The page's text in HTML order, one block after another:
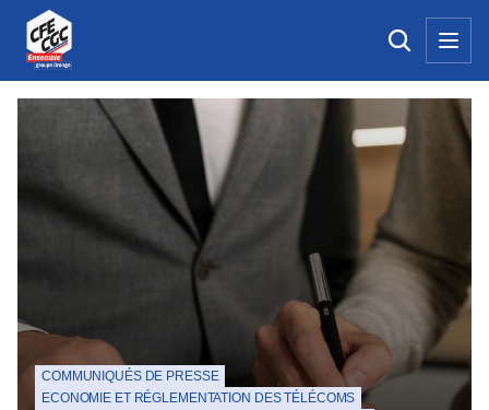
COMMUNIQUÉS DE PRESSE
ECONOMIE ET RÉGLEMENTATION DES TÉLÉCOMS